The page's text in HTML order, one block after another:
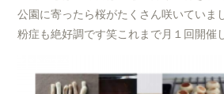
公園に寄ったら桜がたくさん咲いていま
粉症も絶好調です笑これまで月１回開